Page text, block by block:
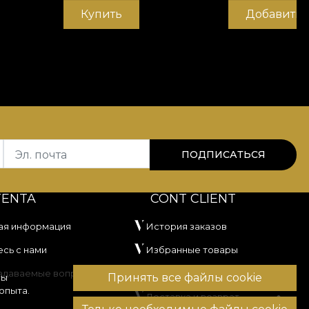
Купить Добавить
Принять все файлы cookie
Эл. почта ПОДПИСАТЬСЯ
информация
с нами
вопросы
CONT CLIENT
История заказов
Избранные товары
Способы оплаты
Доставка и возврат